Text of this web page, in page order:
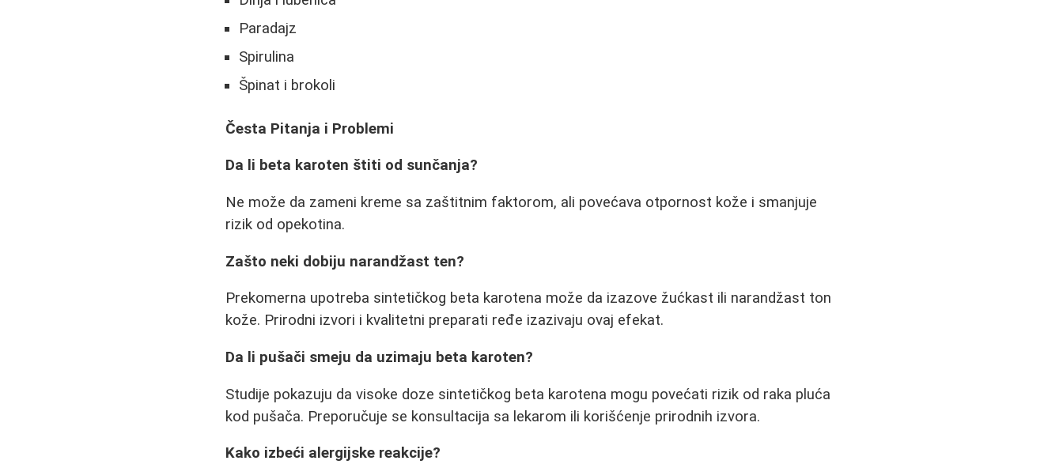
Paradajz
Spirulina
Špinat i brokoli
Česta Pitanja i Problemi
Da li beta karoten štiti od sunčanja?
Ne može da zameni kreme sa zaštitnim faktorom, ali povećava otpornost kože i smanjuje
rizik od opekotina.
Zašto neki dobiju narandžast ten?
Prekomerna upotreba sintetičkog beta karotena može da izazove žućkast ili narandžast ton
kože. Prirodni izvori i kvalitetni preparati ređe izazivaju ovaj efekat.
Da li pušači smeju da uzimaju beta karoten?
Studije pokazuju da visoke doze sintetičkog beta karotena mogu povećati rizik od raka pluća
kod pušača. Preporučuje se konsultacija sa lekarom ili korišćenje prirodnih izvora.
Kako izbeći alergijske reakcije?